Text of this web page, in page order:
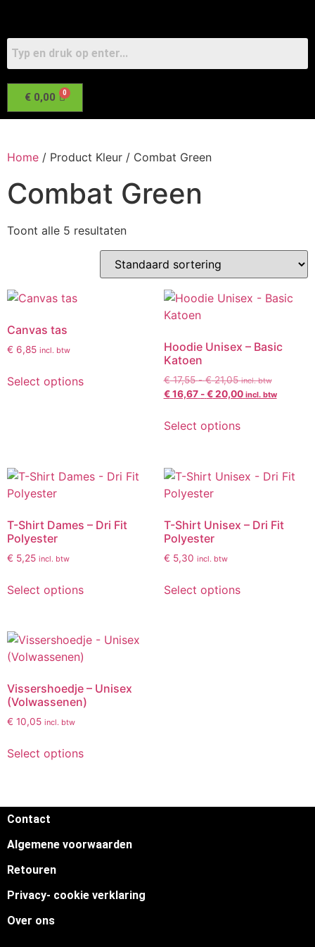
€ 0,00
Home / Product Kleur / Combat Green
Combat Green
Toont alle 5 resultaten
Canvas tas
€ 6,85 incl. btw
Select options
Hoodie Unisex – Basic
Katoen
€17,55 - €21,05 incl. btw
€16,67 - €20,00 incl. btw
Select options
T-Shirt Dames – Dri Fit
Polyester
€ 5,25 incl. btw
Select options
T-Shirt Unisex – Dri Fit
Polyester
€ 5,30 incl. btw
Select options
Vissershoedje – Unisex
(Volwassenen)
€ 10,05 incl. btw
Select options
Contact
Algemene voorwaarden
Retouren
Privacy- cookie verklaring
Over ons